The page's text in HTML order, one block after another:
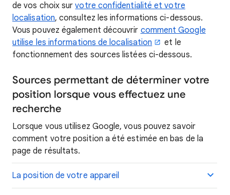
de vos choix survotre confidentialité et votre
localisation, consultez les informations ci-dessous.
Vous pouvez également découvrir comment Google
utilise les informations de localisation
et le
fonctionnement des sources listées ci-dessous.
Sources permettant de déterminer votre
position lorsque vous effectuez une
recherche
Lorsque vous utilisez Google, vous pouvez savoir
comment votre position a été estimée en bas de la
page de résultats.
La position de votre appareil